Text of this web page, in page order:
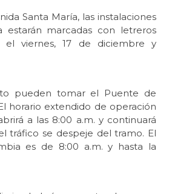
Santa María, las instalaciones
marcadas con letreros
el viernes, 17 de diciembre y
pueden tomar el Puente de
horario extendido de operación
a las 8:00 a.m. y continuará
tráfico se despeje del tramo. El
es de 8:00 a.m. y hasta la